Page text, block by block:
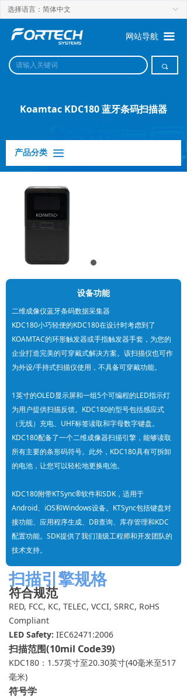
끠
끀
网站导航
ꀅ
选择语言：简体中文
Koamtac KDC180 蓝牙条码扫描器
产品分类 끀
二维成像仪蓝牙条码数据采集器
KDC180小巧轻便的KDC180在设计时考虑到了
KOAMTAC的环形触发器或手指触发器手套，为您的
企业打造完美的可穿戴式解决方案。该扫描仪也可作
为外设/手持式扫描仪使用，不具备可穿戴功能。
1英寸的OLED显示屏和一组5个可编程的LED指示灯
为用户提供扫描反馈。KDC180的型号包括感应式
（无线）充电、UHF标签读取和字母数字键盘。
KDC180配备了一个二维成像器扫描引擎，能够读取
所有主要的条形码符号。此外，KDC180具有可拆卸
的电池，让您可以轻松地更换电池。
KDC180附带KTSync®软件和SDK，适用于
Android、iOS和Windows设备。KTSync包括键盘对
接功能、应用程序生成、DB查询、库存管理和KDC
配置功能。SDK提供了我们顶级工程师和开发团队的
技术支持。
设备功能
扫描引擎规格
符合规范
RED, FCC, KC, TELEC, VCCI, SRRC, RoHS
Compliant
LED Safety: IEC62471:2006
扫描范围(10mil Code39)
KDC180：1.57英寸至20.30英寸(40毫米至517
毫米)
符号学